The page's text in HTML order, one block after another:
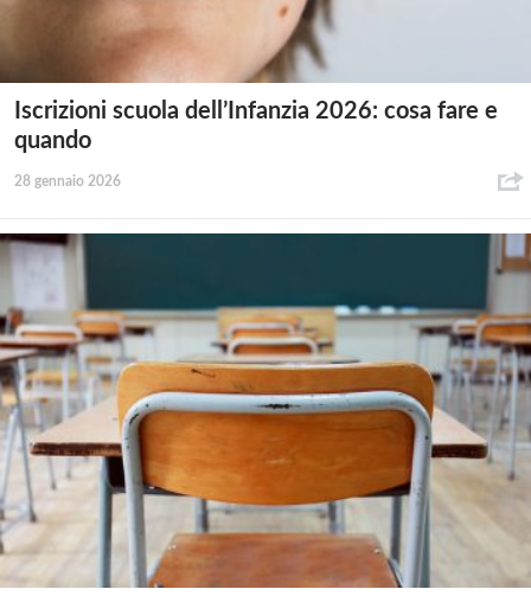
Iscrizioni scuola dell’Infanzia 2026: cosa fare e
quando
28 gennaio 2026